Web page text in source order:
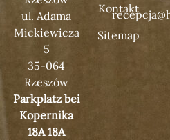
ul. Adama
Mickiewicza
5
35-064
Rzeszów
Parkplatz bei
Kopernika
18A 18A
Kontakt
Sitemap